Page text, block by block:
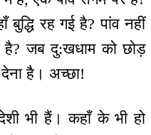
बुद्धि रह गई है? पांव नहीं
जब दु:खधाम को छोड़
है। अच्छा!
भी हैं। कहाँ के भी हो